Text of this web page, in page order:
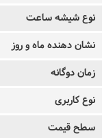
نوع شیشه ساعت
نشان دهنده ماه و روز
زمان دوگانه
نوع کاربری
سطح قیمت